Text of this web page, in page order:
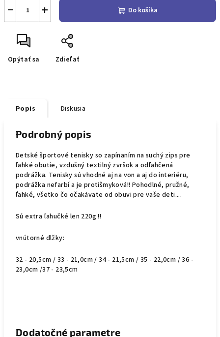
+
− Do košíka
Opýtať sa Zdieľať
Popis Diskusia
Podrobný popis
Detské športové tenisky so zapínaním na suchý zips pre
ľahké obutie, vzdušný textilný zvršok a odľahčená
podrážka. Tenisky sú vhodné aj na von a aj do interiéru,
podrážka nefarbí a je protišmyková!! Pohodlné, pružné,
ľahké, všetko čo očakávate od obuvi pre vaše deti....
Sú extra ľahučké len 220g !!
vnútorné dlžky:
32 - 20,5cm / 33 - 21,0cm / 34 - 21,5cm / 35 - 22,0cm / 36 -
23,0cm /37 - 23,5cm
Dodatočné parametre